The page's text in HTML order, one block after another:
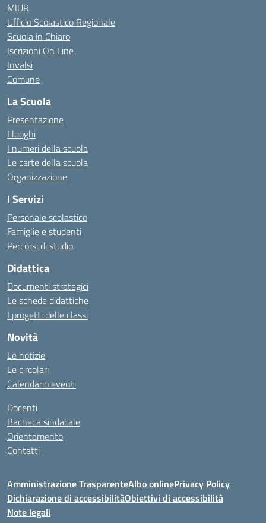
MIUR
Ufficio Scolastico Regionale
Scuola in Chiaro
Iscrizioni On Line
Invalsi
Comune
La Scuola
Presentazione
I luoghi
I numeri della scuola
Le carte della scuola
Organizzazione
I Servizi
Personale scolastico
Famiglie e studenti
Percorsi di studio
Didattica
Documenti strategici
Le schede didattiche
I progetti delle classi
Novità
Le notizie
Le circolari
Calendario eventi
Docenti
Bacheca sindacale
Orientamento
Contatti
Amministrazione TrasparenteAlbo onlinePrivacy Policy
Dichiarazione di accessibilitàObiettivi di accessibilità
Note legali